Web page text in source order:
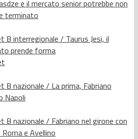
e il mercato senior potrebbe non
terminato
B interregionale / Taurus Jesi, il
prende forma
B nazionale / La prima, Fabriano
Napoli
B nazionale / Fabriano nel girone con
Roma e Avellino